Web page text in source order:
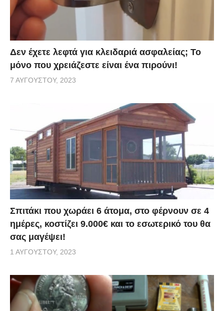
Δεν έχετε λεφτά για κλειδαριά ασφαλείας; Το
μόνο που χρειάζεστε είναι ένα πιρούνι!
7 ΑΥΓΟΎΣΤΟΥ, 2023
Σπιτάκι που χωράει 6 άτομα, στο φέρνουν σε 4
ημέρες, κοστίζει 9.000€ και το εσωτερικό του θα
σας μαγέψει!
1 ΑΥΓΟΎΣΤΟΥ, 2023